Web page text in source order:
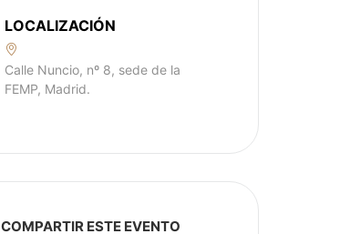
LOCALIZACIÓN
Calle Nuncio, nº 8, sede de la
FEMP, Madrid.
COMPARTIR ESTE EVENTO